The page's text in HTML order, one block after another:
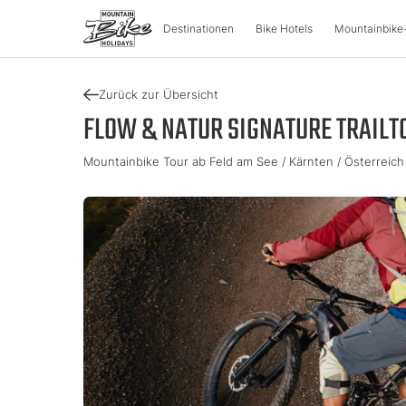
Destinationen
DESTINATIONEN
Österreich
Kärnten
Oberösterreich
Salzburger Land
Steiermark
Tirol
Vorarlberg
Italien
Südtirol
Trentino
Approved Bike Area
Bike Hotels
Bike-
Tour & Trail
Enduro &
e-
Katalog
Urlaub
Zurück zur Übersicht
FLOW & NATUR SIGNATURE
Mountainbike Tour ab Feld am See / Kärnten / Österreich